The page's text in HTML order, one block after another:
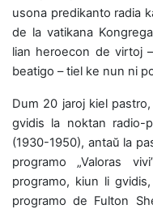
usona predikanto radia
de la vatikana
lian heroecon de virtoj
beatigo – tiel ke nun ni
Dum 20 jaroj kiel
gvidis la noktan radio-
(1930-1950), antaŭ la
programo „Valoras
programo, kiun li
programo de Fulton